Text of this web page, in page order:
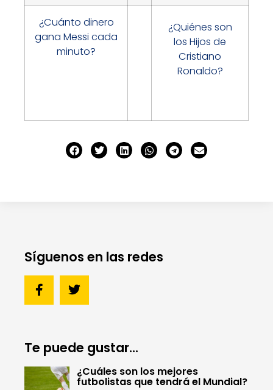
¿Cuánto dinero
gana Messi cada
minuto?
¿Quiénes son
los Hijos de
Cristiano
Ronaldo?
Síguenos en las redes
Te puede gustar...
¿Cuáles son los mejores
futbolistas que tendrá el Mundial?